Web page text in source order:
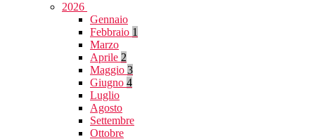
2026
Gennaio
Febbraio 1
Marzo
Aprile 2
Maggio 3
Giugno 4
Luglio
Agosto
Settembre
Ottobre